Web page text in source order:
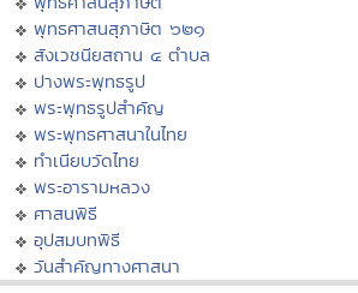
พุทธศาสนสุภาษิต ๖๒๑
สังเวชนียสถาน ๔ ตำบล
ปางพระพุทธรูป
พระพุทธรูปสำคัญ
พระพุทธศาสนาในไทย
ทำเนียบวัดไทย
พระอารามหลวง
ศาสนพิธี
อุปสมบทพิธี
วันสำคัญทางศาสนา